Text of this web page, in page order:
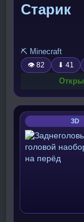
Старик
⛏️ Minecraft
👁 82 ⬇ 41
3D